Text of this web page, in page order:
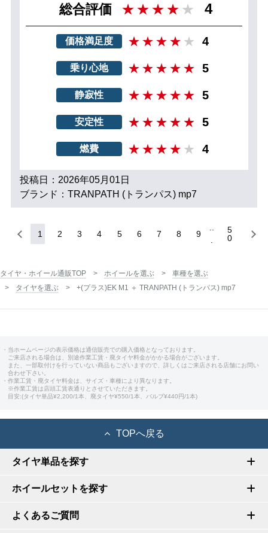
総合評価 4
価格満足度 4
乗り心地 5
静寂性 5
安定性 5
燃費 4
投稿日：2026年05月01日
ブランド：TRANPATH (トランパス) mp7
1 2 3 4 5 6 7 8 9
5
0
タイヤ・ホイール通販TOP ホイールを選ぶ
車種を選ぶ
タイヤを選ぶ
+(プラス)EK M1 ＋ TRANPATH (トランパス) mp7
・当ホームページの表示価格は通信販売での購入価格となっております。
ご来店される場合は、別途作業工賃・廃タイヤ料金がかかる場合がございます。
また、一部取付けを行っていない商品もございますので、詳しくはご来店される店舗にお問い
合わせ下さい。
・作業工賃・廃タイヤ料金は、サイズ・車種により異なります。
※作業工賃は店頭工賃表通りとさせていただきます。
目安:(タイヤ単品¥2,200/1本、廃タイヤ¥550/1本、バルブ¥440円/1本)
TOPへ戻る
タイヤ単品を探す
ホイールセットを探す
よくあるご質問